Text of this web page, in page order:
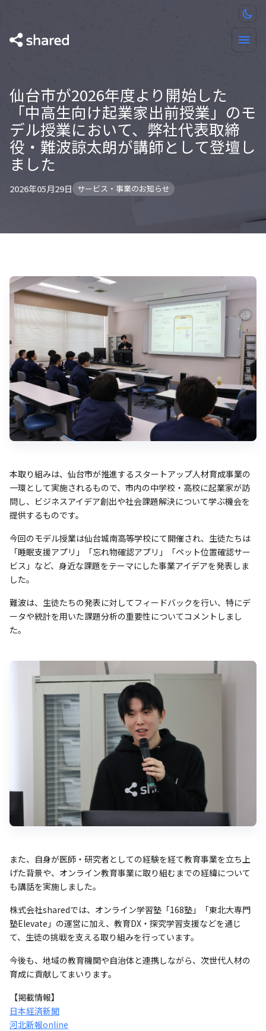
仙台市が2026年度より開始した
「中高生向け起業家出前授業」のモ
デル授業において、弊社代表取締
役・難波諒太朗が講師として登壇し
ました
2026年05月29日 サービス・事業のお知らせ
本取り組みは、仙台市が推進するスタートアップ人材育成事業の
一環として実施されるもので、市内の中学校・高校に起業家が訪
問し、ビジネスアイデア創出や社会課題解決について学ぶ機会を
提供するものです。
今回のモデル授業は仙台城南高等学校にて開催され、生徒たちは
「睡眠支援アプリ」「忘れ物確認アプリ」「ペット位置確認サー
ビス」など、身近な課題をテーマにした事業アイデアを発表しま
した。
難波は、生徒たちの発表に対してフィードバックを行い、特にデ
ータや統計を用いた課題分析の重要性についてコメントしまし
た。
また、自身が医師・研究者としての経験を経て教育事業を立ち上
げた背景や、オンライン教育事業に取り組むまでの経緯について
も講話を実施しました。
株式会社sharedでは、オンライン学習塾「168塾」「東北大専門
塾Elevate」の運営に加え、教育DX・探究学習支援などを通じ
て、生徒の挑戦を支える取り組みを行っています。
今後も、地域の教育機関や自治体と連携しながら、次世代人材の
育成に貢献してまいります。
【掲載情報】
日本経済新聞
河北新報online